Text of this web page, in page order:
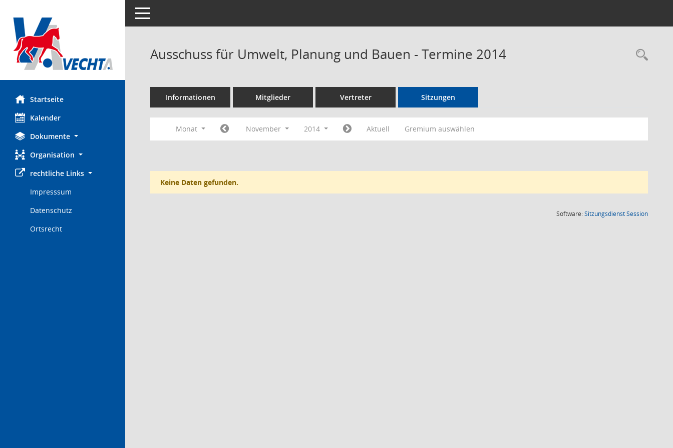
Startseite
Kalender
Dokumente
Organisation
rechtliche Links
Impresssum
Datenschutz
Ortsrecht
Toggle navigation
Ausschuss für Umwelt, Planung und Bauen - Termine 2014
Informationen Mitglieder Vertreter Sitzungen
Monat November 2014 Aktuell Gremium auswählen
Keine Daten gefunden.
Software:SitzungsdienstSession(Wird in